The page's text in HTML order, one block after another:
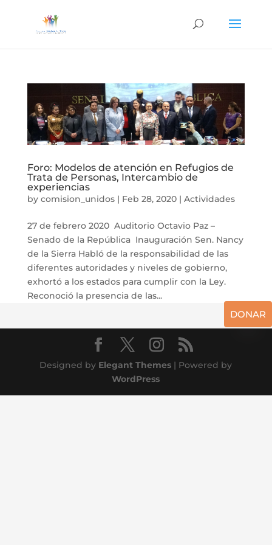
Foro: Modelos de atención en Refugios de
Trata de Personas, Intercambio de
experiencias
by comision_unidos| Feb 28, 2020| Actividades
27 de febrero 2020 Auditorio Octavio Paz –
Senado de la República Inauguración Sen. Nancy
de la Sierra Habló de la responsabilidad de las
diferentes autoridades y niveles de gobierno,
exhortó a los estados para cumplir con la Ley.
Reconoció la presencia de las...
Designed by Elegant Themes | Powered by
WordPress
DONAR